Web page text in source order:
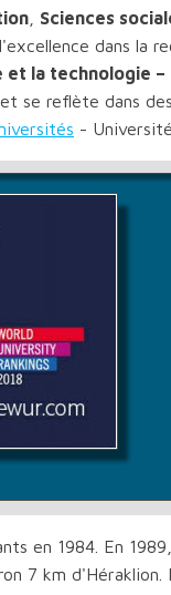
Sciences
dans la
la technologie –
, et se reflète dans
-
en 1984. En
7 km d'Héraklion.